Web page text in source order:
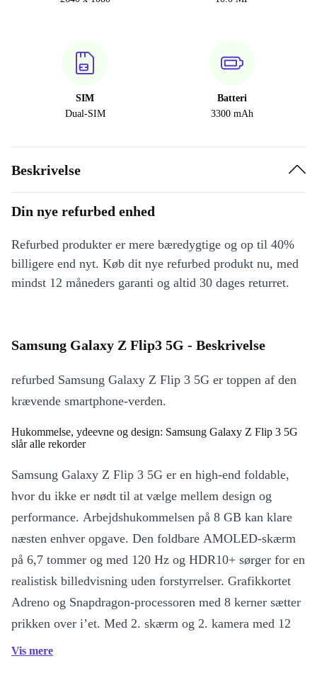
SIM
Dual-SIM
Batteri
3300 mAh
Beskrivelse
Din nye refurbed enhed
Refurbed produkter er mere bæredygtige og op til 40%
billigere end nyt. Køb dit nye refurbed produkt nu, med
mindst 12 måneders garanti og altid 30 dages returret.
Samsung Galaxy Z Flip3 5G - Beskrivelse
refurbed Samsung Galaxy Z Flip 3 5G er toppen af den
krævende smartphone-verden.
Hukommelse, ydeevne og design: Samsung Galaxy Z Flip 3 5G
slår alle rekorder
Samsung Galaxy Z Flip 3 5G er en high-end foldable,
hvor du ikke er nødt til at vælge mellem design og
performance. Arbejdshukommelsen på 8 GB kan klare
næsten enhver opgave. Den foldbare AMOLED-skærm
på 6,7 tommer og med 120 Hz og HDR10+ sørger for en
realistisk billedvisning uden forstyrrelser. Grafikkortet
Adreno og Snapdragon-processoren med 8 kerner sætter
prikken over i’et. Med 2. skærm og 2. kamera med 12
MP og vidvinkel er denne refurbed-smartphone mere
Vis mere